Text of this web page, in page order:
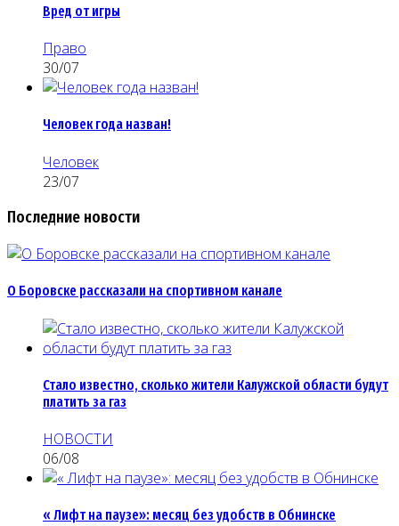
Вред от игры
Право
30/07
Человек года назван!
Человек
23/07
Последние новости
О Боровске рассказали на спортивном канале
Стало известно, сколько жители Калужской области будут
платить за газ
НОВОСТИ
06/08
« Лифт на паузе»: месяц без удобств в Обнинске